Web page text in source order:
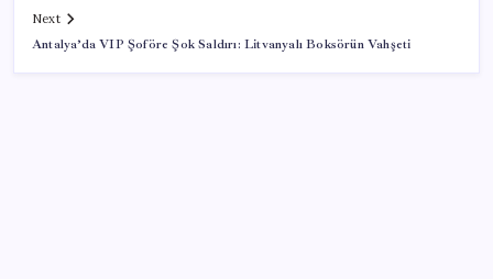
Next
Antalya’da VIP Şoföre Şok Saldırı: Litvanyalı Boksörün Vahşeti